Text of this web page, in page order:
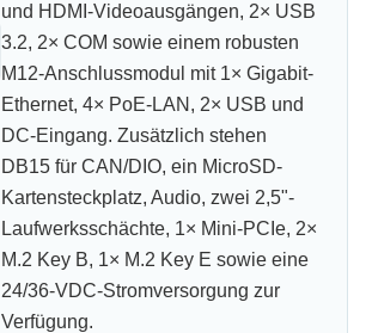
und HDMI-Videoausgängen, 2× USB
3.2, 2× COM sowie einem robusten
M12-Anschlussmodul mit 1× Gigabit-
Ethernet, 4× PoE-LAN, 2× USB und
DC-Eingang. Zusätzlich stehen
DB15 für CAN/DIO, ein MicroSD-
Kartensteckplatz, Audio, zwei 2,5"-
Laufwerksschächte, 1× Mini-PCIe, 2×
M.2 Key B, 1× M.2 Key E sowie eine
24/36-VDC-Stromversorgung zur
Verfügung.